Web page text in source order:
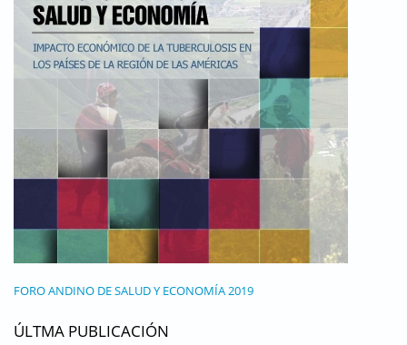
FORO ANDINO DE SALUD Y ECONOMÍA 2019
ÚLTMA PUBLICACIÓN